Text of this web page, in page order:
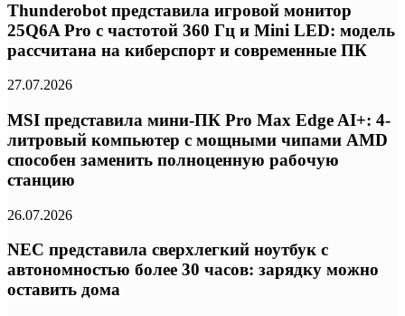
Thunderobot представила игровой монитор
25Q6A Pro с частотой 360 Гц и Mini LED: модель
рассчитана на киберспорт и современные ПК
27.07.2026
MSI представила мини-ПК Pro Max Edge AI+: 4-
литровый компьютер с мощными чипами AMD
способен заменить полноценную рабочую
станцию
26.07.2026
NEC представила сверхлегкий ноутбук с
автономностью более 30 часов: зарядку можно
оставить дома